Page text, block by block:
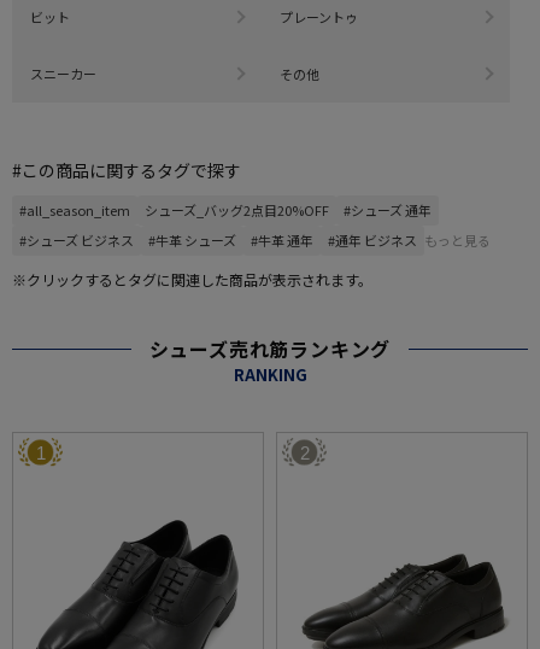
ビット プレーントゥ
スニーカー その他
#この商品に関するタグで探す
#all_season_item シューズ_バッグ2点目20%OFF
#シューズ 通年
#シューズ ビジネス
#牛革 シューズ #牛革 通年 #通年 ビジネス もっと見る
※クリックするとタグに関連した商品が表示されます。
シューズ売れ筋ランキング
RANKING
1 2